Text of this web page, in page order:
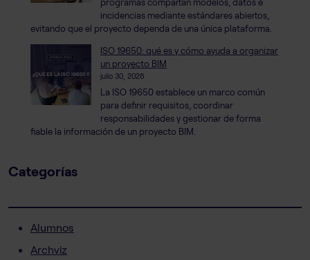
programas compartan modelos, datos e
incidencias mediante estándares abiertos,
evitando que el proyecto dependa de una única plataforma.
ISO 19650: qué es y cómo ayuda a organizar
un proyecto BIM
julio 30, 2026
La ISO 19650 establece un marco común
para definir requisitos, coordinar
responsabilidades y gestionar de forma
fiable la información de un proyecto BIM.
Categorías
Alumnos
Archviz